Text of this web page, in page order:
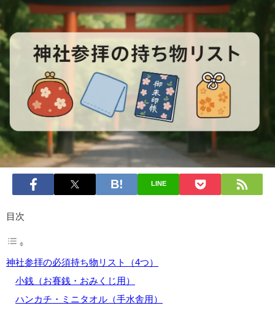
LINE
目次
神社参拝の必須持ち物リスト（4つ）
小銭（お賽銭・おみくじ用）
ハンカチ・ミニタオル（手水舎用）